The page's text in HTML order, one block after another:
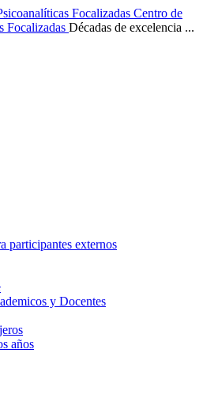
Centro de
Focalizadas Décadas de excelencia ...
participantes externos
y Docentes
años